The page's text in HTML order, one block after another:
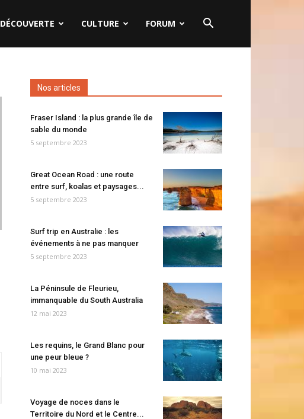
DÉCOUVERTE CULTURE FORUM
Nos articles
Fraser Island : la plus grande île de
sable du monde
5 septembre 2023
Great Ocean Road : une route
entre surf, koalas et paysages...
5 septembre 2023
Surf trip en Australie : les
événements à ne pas manquer
5 septembre 2023
La Péninsule de Fleurieu,
immanquable du South Australia
12 mai 2023
Les requins, le Grand Blanc pour
une peur bleue ?
10 mai 2023
Voyage de noces dans le
Territoire du Nord et le Centre...